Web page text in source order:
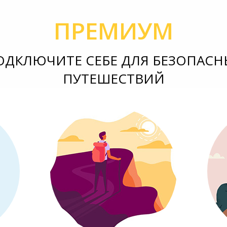
ПРЕМИУМ
СЕБЕ ДЛЯ
ПУТЕШЕСТВИЙ